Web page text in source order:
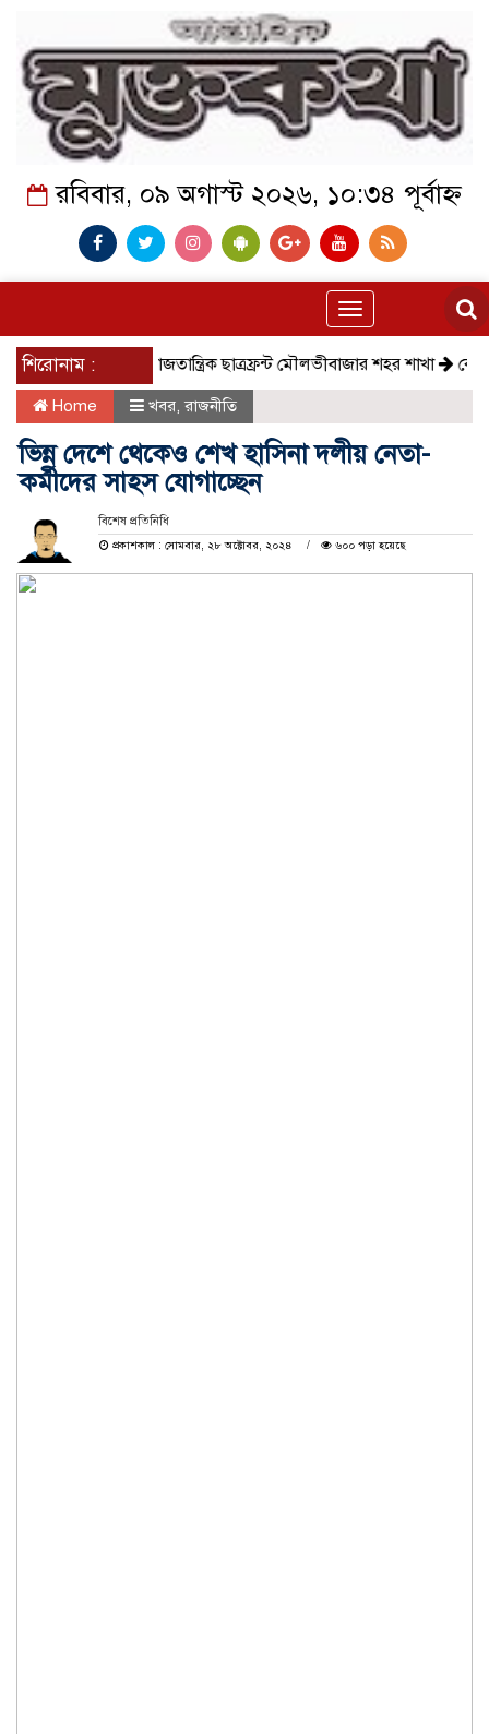
রবিবার, ০৯ অগাস্ট ২০২৬, ১০:৩৪ পূর্বাহ্ন
Toggle
navigation
শিরোনাম :সমাজতান্ত্রিক ছাত্রফ্রন্ট মৌলভীবাজার শহর শাখা কেমন
Home খবর, রাজনীতি
ভিন্ন দেশে থেকেও শেখ হাসিনা দলীয় নেতা-
কর্মীদের সাহস যোগাচ্ছেন
বিশেষ প্রতিনিধি
প্রকাশকাল : সোমবার, ২৮ অক্টোবর, ২০২৪
৬০০ পড়া হয়েছে